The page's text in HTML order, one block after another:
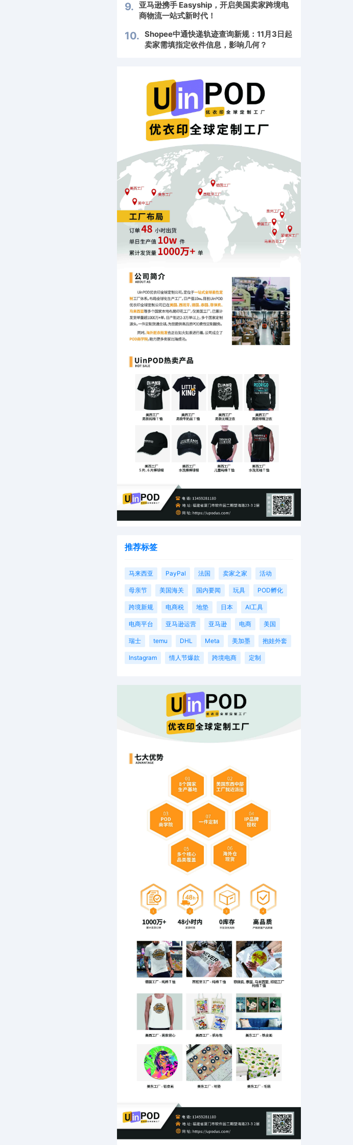
9. 亚马逊携手 Easyship，开启美国卖家跨境电
商物流一站式新时代！
10. Shopee中通快递轨迹查询新规：11月3日起
卖家需填指定收件信息，影响几何？
推荐标签
马来西亚 PayPal 法国 卖家之家 活动
母亲节 美国海关 国内要闻 玩具 POD孵化
跨境新规 电商税 地垫 日本 AI工具
电商平台 亚马逊运营 亚马逊 电商 美国
瑞士 temu DHL Meta 美加墨 抱娃外套
Instagram 情人节爆款 跨境电商 定制